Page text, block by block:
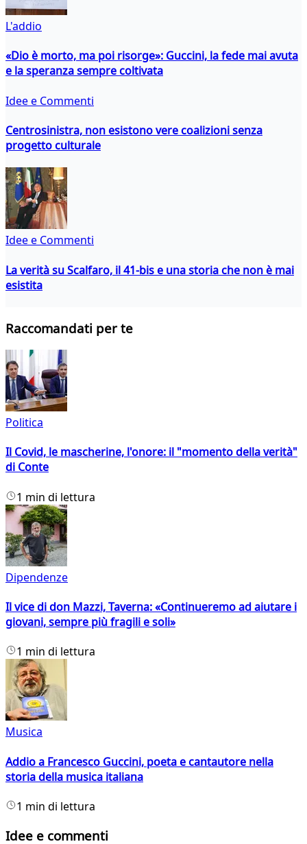
L'addio
«Dio è morto, ma poi risorge»: Guccini, la fede mai avuta
e la speranza sempre coltivata
Idee e Commenti
Centrosinistra, non esistono vere coalizioni senza
progetto culturale
Idee e Commenti
La verità su Scalfaro, il 41-bis e una storia che non è mai
esistita
Raccomandati per te
Politica
Il Covid, le mascherine, l'onore: il "momento della verità"
di Conte
1 min di lettura
Dipendenze
Il vice di don Mazzi, Taverna: «Continueremo ad aiutare i
giovani, sempre più fragili e soli»
1 min di lettura
Musica
Addio a Francesco Guccini, poeta e cantautore nella
storia della musica italiana
1 min di lettura
Idee e commenti